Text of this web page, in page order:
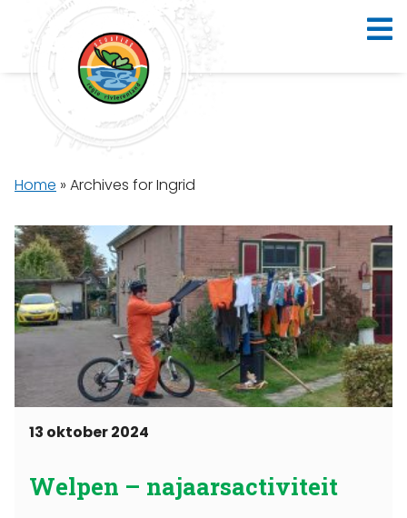
Home » Archives for Ingrid
13 oktober 2024
Welpen – najaarsactiviteit